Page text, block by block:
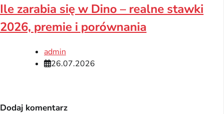
Ile zarabia się w Dino – realne stawki
2026, premie i porównania
admin
26.07.2026
Dodaj komentarz